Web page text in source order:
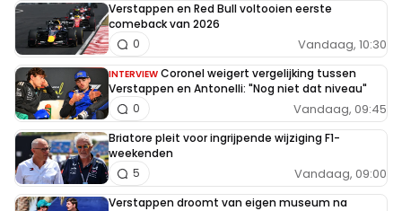
Verstappen en Red Bull voltooien eerste
comeback van 2026
Vandaag, 10:30
0
INTERVIEW Coronel weigert vergelijking tussen
Verstappen en Antonelli: "Nog niet dat niveau"
Vandaag, 09:45
0
Briatore pleit voor ingrijpende wijziging F1-
weekenden
Vandaag, 09:00
5
Verstappen droomt van eigen museum na